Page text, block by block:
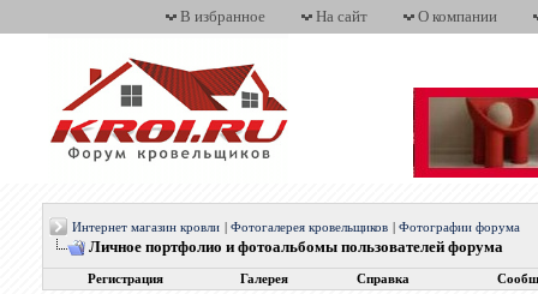
В избранное На сайт О компании
Интернет магазин кровли Фотогалерея кровельщиков Фотографии форума
Личное портфолио и фотоальбомы пользователей форума
Регистрация Галерея Справка